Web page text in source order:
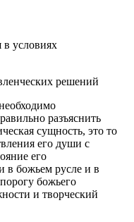
условиях
решений
разъяснить
сущность, это то
его души с
его
в божьем русле и в
божьего
и творческий